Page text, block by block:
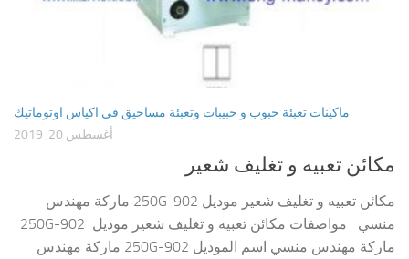
ماكينات تعبئة حبوب و حبيبات وتعبئة مساحيق في اكياس اوتوماتيك
أغسطس 20, 2019
مكائن تعبيه و تغليف شعير
مكائن تعبيه و تغليف شعير موديل 902-250G ماركة مهندس
منسي مواصفات مكائن تعبيه و تغليف شعير موديل 902-250G
ماركة مهندس منسي اسم الموديل 902-250G ماركة مهندس